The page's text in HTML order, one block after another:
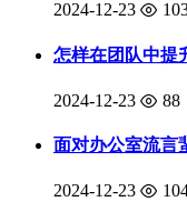
2024-12-23
怎样在团队中提
2024-12-23 88
面对办公室流言
2024-12-23